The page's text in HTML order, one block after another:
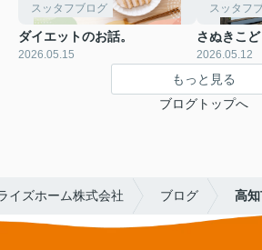
スッタフブログ
ダイエットのお話。
2026.05.15
スッタフ
さぬきこ
2026.05.12
もっと見る
ブログトップへ
イズホーム株式会社 ブログ 高